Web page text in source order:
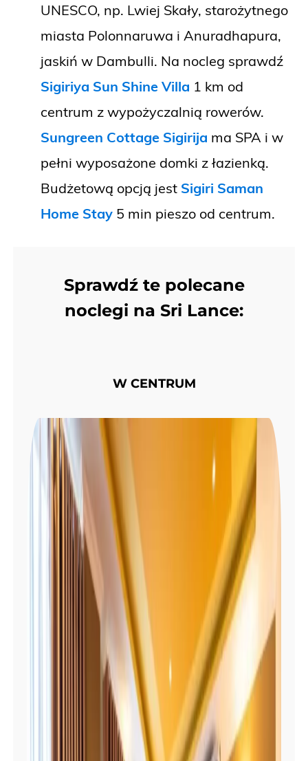
UNESCO, np. Lwiej Skały, starożytnego
miasta Polonnaruwa i Anuradhapura,
jaskiń w Dambulli. Na nocleg sprawdź
Sigiriya Sun Shine Villa 1 km od
centrum z wypożyczalnią rowerów.
Sungreen Cottage Sigirija ma SPA i w
pełni wyposażone domki z łazienką.
Budżetową opcją jest Sigiri Saman
Home Stay 5 min pieszo od centrum.
Sprawdź te polecane
noclegi na Sri Lance:
W CENTRUM